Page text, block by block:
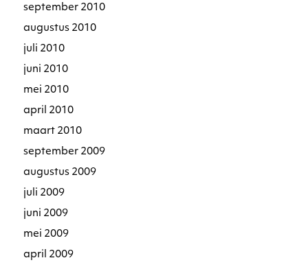
september 2010
augustus 2010
juli 2010
juni 2010
mei 2010
april 2010
maart 2010
september 2009
augustus 2009
juli 2009
juni 2009
mei 2009
april 2009